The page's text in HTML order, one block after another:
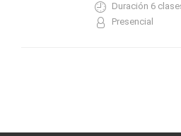
Duración 6
Presencial